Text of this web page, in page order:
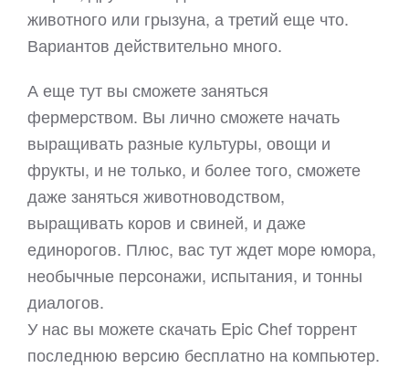
животного или грызуна, а третий еще что.
Вариантов действительно много.
А еще тут вы сможете заняться
фермерством. Вы лично сможете начать
выращивать разные культуры, овощи и
фрукты, и не только, и более того, сможете
даже заняться животноводством,
выращивать коров и свиней, и даже
единорогов. Плюс, вас тут ждет море юмора,
необычные персонажи, испытания, и тонны
диалогов.
У нас вы можете скачать Epic Chef торрент
последнюю версию бесплатно на компьютер.